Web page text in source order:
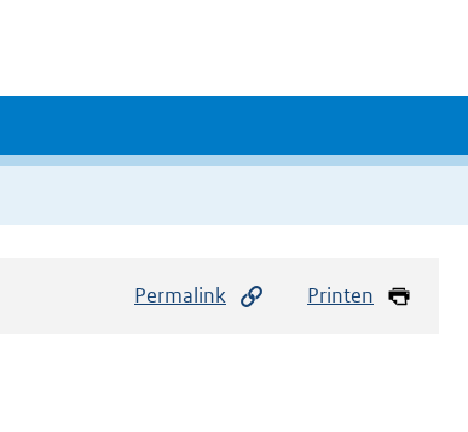
Permalink Printen